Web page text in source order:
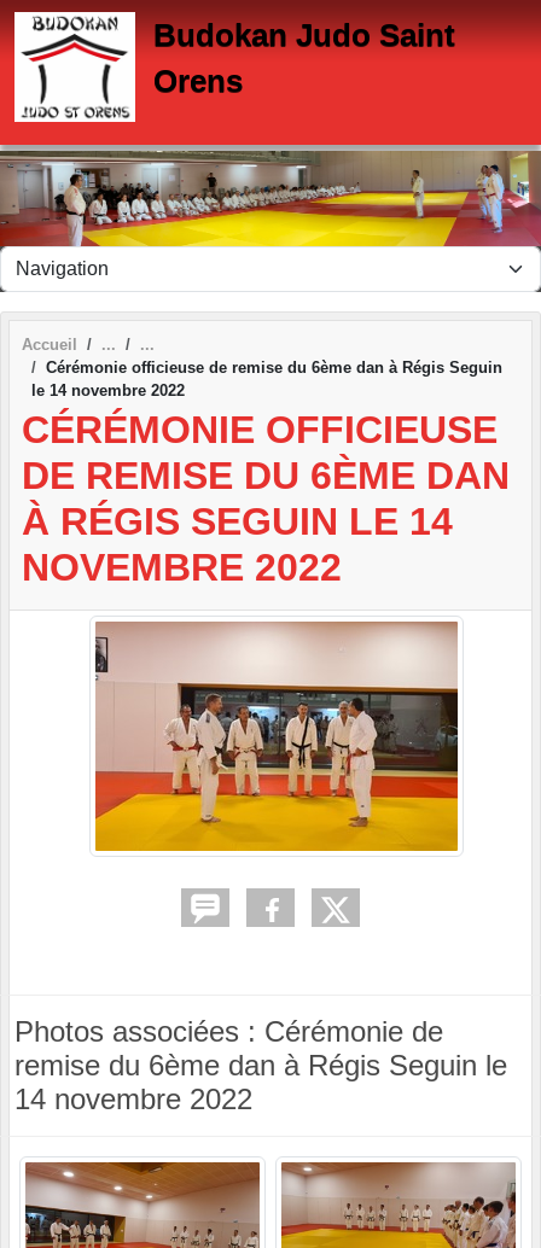
Budokan Judo Saint
Orens
Accueil
Cérémonie officieuse de remise du 6ème dan à Régis Seguin
le 14 novembre 2022
CÉRÉMONIE OFFICIEUSE
DE REMISE DU 6ÈME DAN
À RÉGIS SEGUIN LE 14
NOVEMBRE 2022
Photos associées : Cérémonie de
remise du 6ème dan à Régis Seguin le
14 novembre 2022
Panneau de gestion des cookies